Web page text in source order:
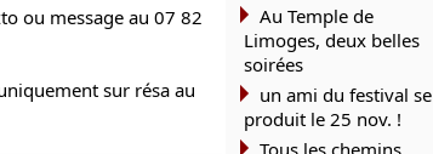
Au Temple de
Limoges, deux belles
soirées
un ami du festival se
produit le 25 nov. !
Tous les chemins
ou message au 07 82
sur résa au